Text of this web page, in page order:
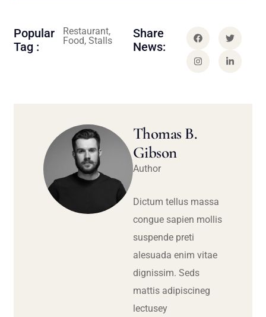
Popular
Tag :
Restaurant,
Food, Stalls
Share
News:
Thomas B.
Gibson
Author
Dictum tellus massa
congue sapien mollis
suspende preti
alesuada enim vitae
dignissim. Seds
mattis adipiscineg
lectusey